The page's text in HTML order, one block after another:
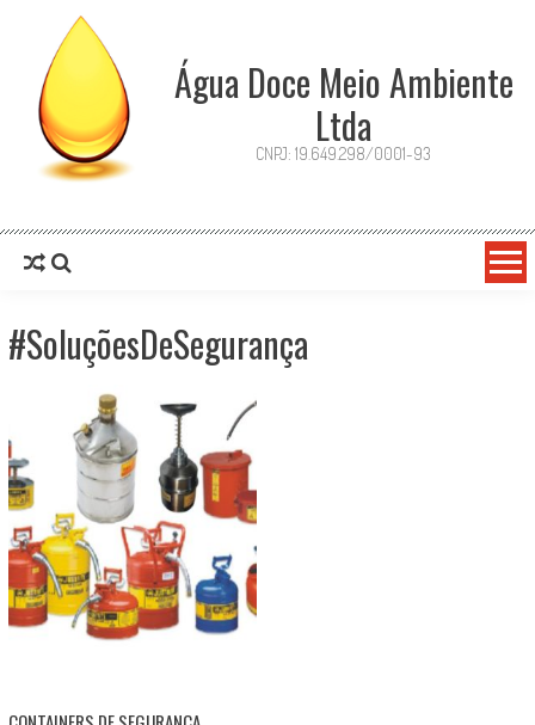
content
Água Doce Meio Ambiente
Ltda
CNPJ: 19.649.298/0001-93
#SoluçõesDeSegurança